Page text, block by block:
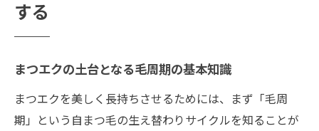
する
まつエクの土台となる毛周期の基本知識
まつエクを美しく長持ちさせるためには、まず「毛周
期」という自まつ毛の生え替わりサイクルを知ることが